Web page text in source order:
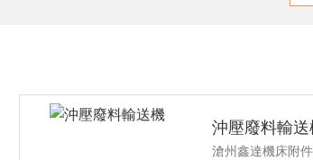
沖壓廢料輸送
滄州鑫達機床附